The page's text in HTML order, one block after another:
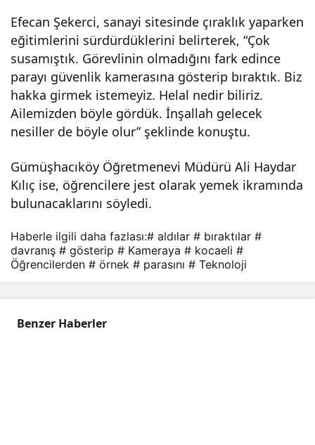
Efecan Şekerci, sanayi sitesinde çıraklık yaparken
eğitimlerini sürdürdüklerini belirterek, “Çok
susamıştık. Görevlinin olmadığını fark edince
parayı güvenlik kamerasına gösterip bıraktık. Biz
hakka girmek istemeyiz. Helal nedir biliriz.
Ailemizden böyle gördük. İnşallah gelecek
nesiller de böyle olur” şeklinde konuştu.
Gümüşhacıköy Öğretmenevi Müdürü Ali Haydar
Kılıç ise, öğrencilere jest olarak yemek ikramında
bulunacaklarını söyledi.
eray
a
gös
p
ktıla
Haberle ilgili daha fazlası:# aldılar # bıraktılar #
davranış # gösterip # Kameraya # kocaeli #
Öğrencilerden # örnek # parasını # Teknoloji
Benzer Haberler